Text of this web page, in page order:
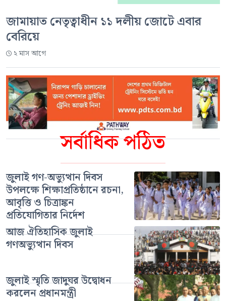
সর্বাধিক পঠিত
জুলাই গণ-অভ্যুত্থান দিবস
উপলক্ষে শিক্ষাপ্রতিষ্ঠানে রচনা,
আবৃত্তি ও চিত্রাঙ্কন
প্রতিযোগিতার নির্দেশ
আজ ঐতিহাসিক জুলাই
গণঅভ্যুত্থান দিবস
জুলাই স্মৃতি জাদুঘর উদ্বোধন
করলেন প্রধানমন্ত্রী
জামায়াত নেতৃত্বাধীন ১১ দলীয় জোটে এবার
বেরিয়ে
২ মাস আগে